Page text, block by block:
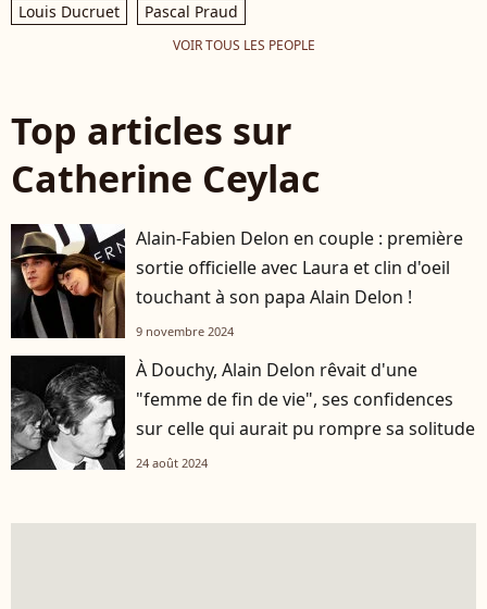
Louis Ducruet
Pascal Praud
VOIR TOUS LES PEOPLE
Top articles sur
Catherine Ceylac
Alain-Fabien Delon en couple : première
sortie officielle avec Laura et clin d'oeil
touchant à son papa Alain Delon !
9 novembre 2024
À Douchy, Alain Delon rêvait d'une
"femme de fin de vie", ses confidences
sur celle qui aurait pu rompre sa solitude
24 août 2024